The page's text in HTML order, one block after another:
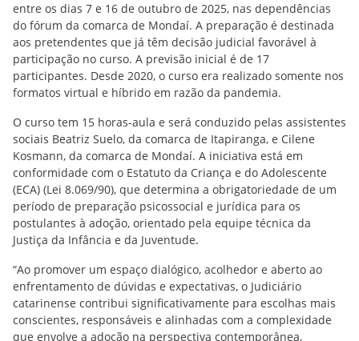
entre os dias 7 e 16 de outubro de 2025, nas dependências
do fórum da comarca de Mondaí. A preparação é destinada
aos pretendentes que já têm decisão judicial favorável à
participação no curso. A previsão inicial é de 17
participantes. Desde 2020, o curso era realizado somente nos
formatos virtual e híbrido em razão da pandemia.
O curso tem 15 horas-aula e será conduzido pelas assistentes
sociais Beatriz Suelo, da comarca de Itapiranga, e Cilene
Kosmann, da comarca de Mondaí. A iniciativa está em
conformidade com o Estatuto da Criança e do Adolescente
(ECA) (Lei 8.069/90), que determina a obrigatoriedade de um
período de preparação psicossocial e jurídica para os
postulantes à adoção, orientado pela equipe técnica da
Justiça da Infância e da Juventude.
“Ao promover um espaço dialógico, acolhedor e aberto ao
enfrentamento de dúvidas e expectativas, o Judiciário
catarinense contribui significativamente para escolhas mais
conscientes, responsáveis e alinhadas com a complexidade
que envolve a adoção na perspectiva contemporânea,